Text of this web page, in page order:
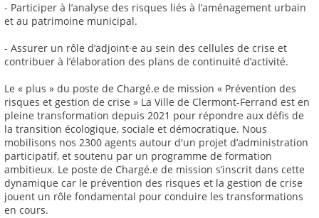
- Participer à l’analyse des risques liés à l’aménagement urbain
et au patrimoine municipal.
- Assurer un rôle d’adjoint·e au sein des cellules de crise et
contribuer à l’élaboration des plans de continuité d’activité.
Le « plus » du poste de Chargé.e de mission « Prévention des
risques et gestion de crise » La Ville de Clermont-Ferrand est en
pleine transformation depuis 2021 pour répondre aux défis de
la transition écologique, sociale et démocratique. Nous
mobilisons nos 2300 agents autour d'un projet d’administration
participatif, et soutenu par un programme de formation
ambitieux. Le poste de Chargé.e de mission s’inscrit dans cette
dynamique car le prévention des risques et la gestion de crise
jouent un rôle fondamental pour conduire les transformations
en cours.